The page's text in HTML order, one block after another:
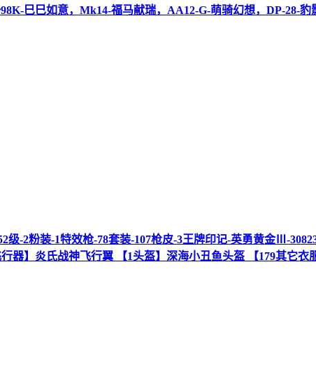
巳巳如意，Mk14-福马献瑞，AA12-G-萌骑幻想，DP-28-豹
级-2粉装-1特效枪-78套装-107枪皮-3王牌印记-英勇黄金Ⅲ-
器】炎氏战神飞行翼 【1头盔】深海小丑鱼头盔 【179其它